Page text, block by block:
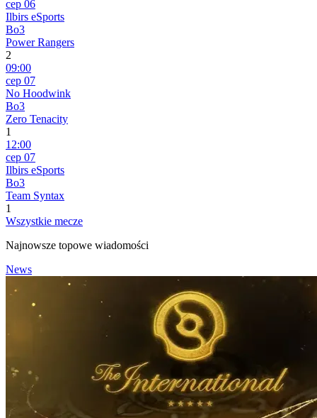
сер 06
Ilbirs eSports
Bo3
Power Rangers
2
09:00
сер 07
No Hoodwink
Bo3
Zero Tenacity
1
12:00
сер 07
Ilbirs eSports
Bo3
Team Syntax
1
Wszystkie mecze
Najnowsze topowe wiadomości
News